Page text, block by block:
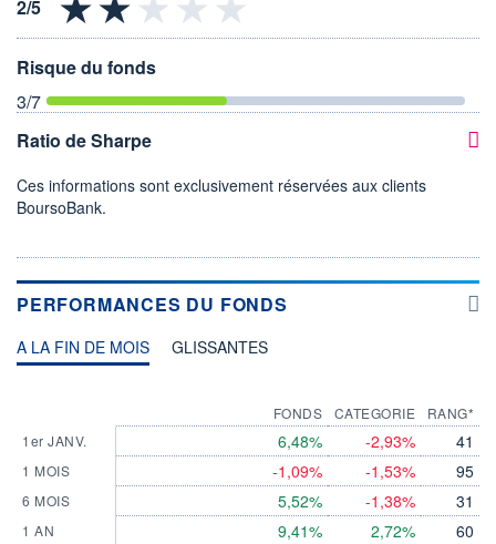
Risque du fonds
3/7
Ratio de Sharpe
Ces informations sont exclusivement réservées aux clients
BoursoBank.
PERFORMANCES DU FONDS
A LA FIN DE MOIS GLISSANTES
1er JANV.
1 MOIS
6 MOIS
1 AN
FONDS
6,48%
-1,09%
5,52%
9,41%
CATEGORIE
-2,93%
-1,53%
-1,38%
2,72%
RANG*
41
95
31
60